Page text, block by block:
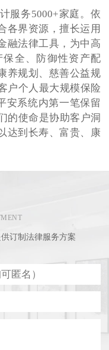
服务5000+家庭。依
各界资源，擅长运用
融法律工具，为中高
全、防御性资产配
养规划、慈善公益规
户个人最大规模保险
安系统内第一笔保留
的使命是协助客户洞
达到长寿、富贵、康
订制法律服务方案